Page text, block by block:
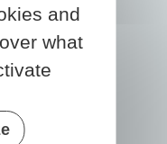
and
what